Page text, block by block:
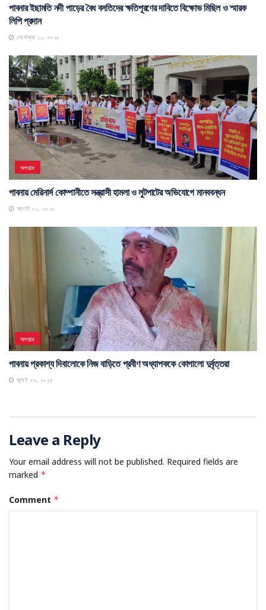
পাবনার ইছামতি নদী পাড়ের বৈধ বসতিদের ক্ষতিপূরণের দাবিতে বিক্ষোভ মিছিল ও স্মারক
লিপি প্রদান
সেপ্টেম্বর ১১, ২০২৫
অপরাধ
পাবনায় মেরিনার্স কোম্পানীতে সন্ত্রাসী হামলা ও লুটপাটের অভিযোগে মানববন্ধন
আগস্ট ২০, ২০২৫
অপরাধ
পাবনায় প্রকাশ্য দিবালোকে নিজ বাড়িতে প্রবীণ অধ্যাপককে কোপালো দুর্বৃত্তরা
জুলাই ২৮, ২০২৫
Leave a Reply
Your email address will not be published. Required fields are
marked *
Comment *